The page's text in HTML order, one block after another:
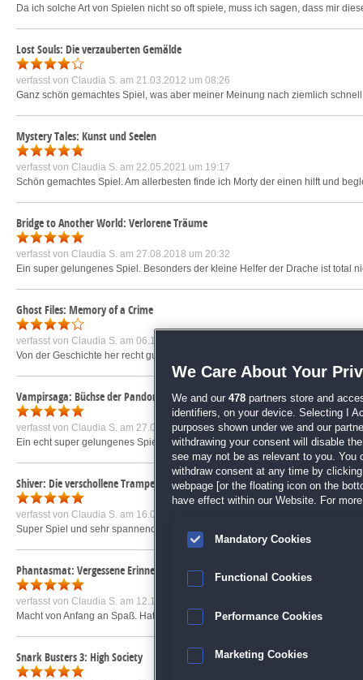
Da ich solche Art von Spielen nicht so oft spiele, muss ich sagen, dass mir
Lost Souls: Die verzauberten Gemälde
verfasst von Claudia S. am 21.03.2012 um 08:26
Ganz schön gemachtes Spiel, was aber meiner Meinung nach ziemlich
Mystery Tales: Kunst und Seelen
verfasst von Claudia S. am 22.05.2021 um 19:17
Schön gemachtes Spiel. Am allerbesten finde ich Morty der einen hilft und
Bridge to Another World: Verlorene Träume
verfasst von Claudia S. am 27.08.2018 um 20:32
Ein super gelungenes Spiel. Besonders der kleine Helfer der Drache ist total
Ghost Files: Memory of a Crime
verfasst von Claudia S. am 06.11.2019 um 14:22
Von der Geschichte her recht gut gemacht. Spannung ist auch von Anfang
Vampirsaga: Büchse der Pandora
verfasst von Claudia S. am 27.08.2010 um 09:59
Ein echt super gelungenes Spiel. Nicht zu leicht und schön zu spielen. Und
Shiver: Die verschollene Tramperin
verfasst von Claudia S. am 16.03.2017 um 11:23
Super Spiel und sehr spannend gestaltet. Einzig, dass man hin und her
Phantasmat: Vergessene Erinnerungen
verfasst von Claudia S. am 12.10.2021 um 15:27
Macht von Anfang an Spaß. Hat einen kleinen Effekt von Horror. Super
Snark Busters 3: High Society
We Care About Your
We and our 478 partners store and
identifiers, on your device. Selecting I
purposes shown under we and our
withdrawing your consent will disable
see may not be as relevant to you. You
withdraw consent at any time by
webpage [or the floating icon on the
have effect within our Website. For
Mandatory Cookies
Functional Cookies
Performance Cookies
Marketing Cookies